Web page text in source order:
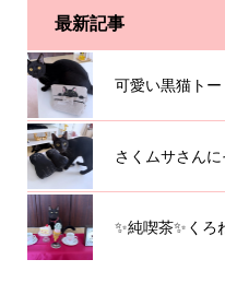
最新記事
可愛い黒猫ト
さくムサさん
✨純喫茶✨くろ